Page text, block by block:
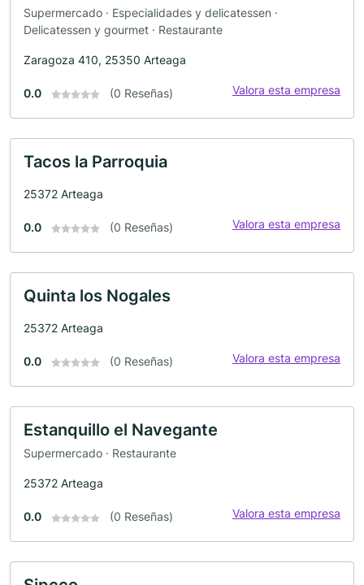
Supermercado · Especialidades y delicatessen ·
Delicatessen y gourmet · Restaurante
Zaragoza 410, 25350 Arteaga
0.0 (0 Reseñas) Valora esta empresa
Tacos la Parroquia
25372 Arteaga
0.0 (0 Reseñas) Valora esta empresa
Quinta los Nogales
25372 Arteaga
0.0 (0 Reseñas) Valora esta empresa
Estanquillo el Navegante
Supermercado · Restaurante
25372 Arteaga
0.0 (0 Reseñas) Valora esta empresa